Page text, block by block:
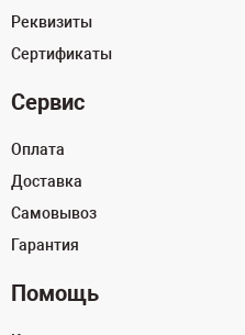
Реквизиты
Сертификаты
Сервис
Оплата
Доставка
Самовывоз
Гарантия
Помощь